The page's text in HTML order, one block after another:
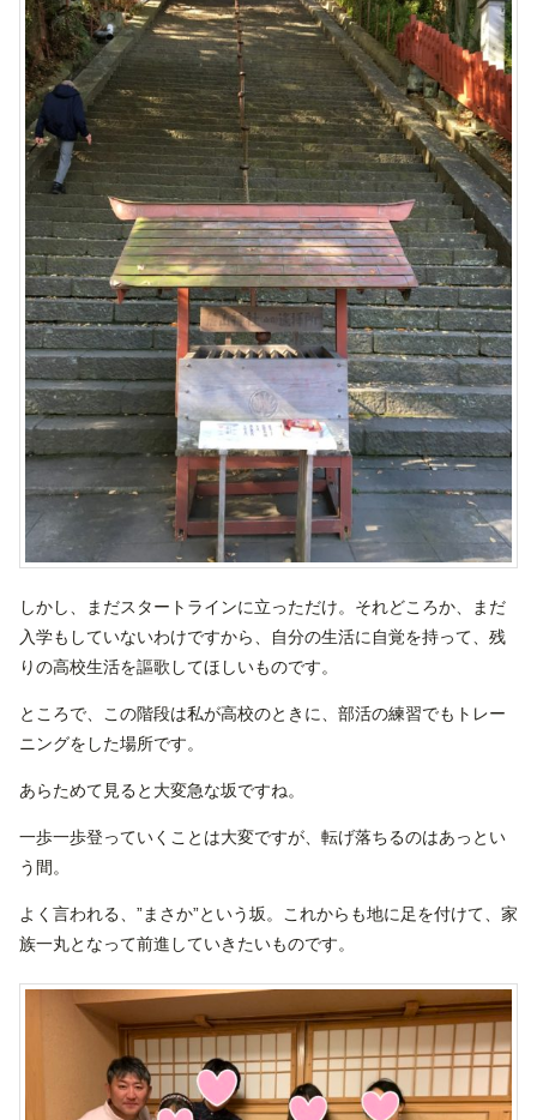
しかし、まだスタートラインに立っただけ。それどころか、まだ
入学もしていないわけですから、自分の生活に自覚を持って、残
りの高校生活を謳歌してほしいものです。
ところで、この階段は私が高校のときに、部活の練習でもトレー
ニングをした場所です。
あらためて見ると大変急な坂ですね。
一歩一歩登っていくことは大変ですが、転げ落ちるのはあっとい
う間。
よく言われる、”まさか”という坂。これからも地に足を付けて、家
族一丸となって前進していきたいものです。